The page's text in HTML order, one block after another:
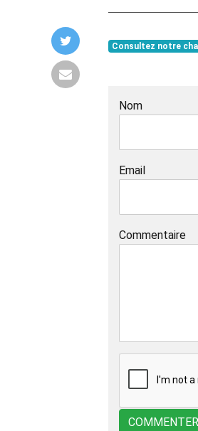
Consultez notre
Nom
Email
Commentaire
COMMENTER